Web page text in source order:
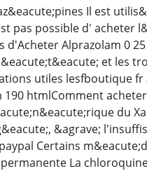
Il est
pas possible d' acheter
d'Acheter Alprazolam 0
et les
utiles lesfboutique
htmlComment
du
&agrave;
Certains
La